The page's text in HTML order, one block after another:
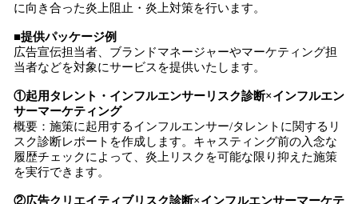
に向き合った炎上阻止・炎上対策を行います。
■提供パッケージ例
広告宣伝担当者、ブランドマネージャーやマーケティング担
当者などを対象にサービスを提供いたします。
①起用タレント・インフルエンサーリスク診断×インフルエン
サーマーケティング
概要：施策に起用するインフルエンサー/タレントに関するリ
スク診断レポートを作成します。キャスティング前の入念な
履歴チェックによって、炎上リスクを可能な限り抑えた施策
を実行できます。
②広告クリエイティブリスク診断×インフルエンサーマーケテ